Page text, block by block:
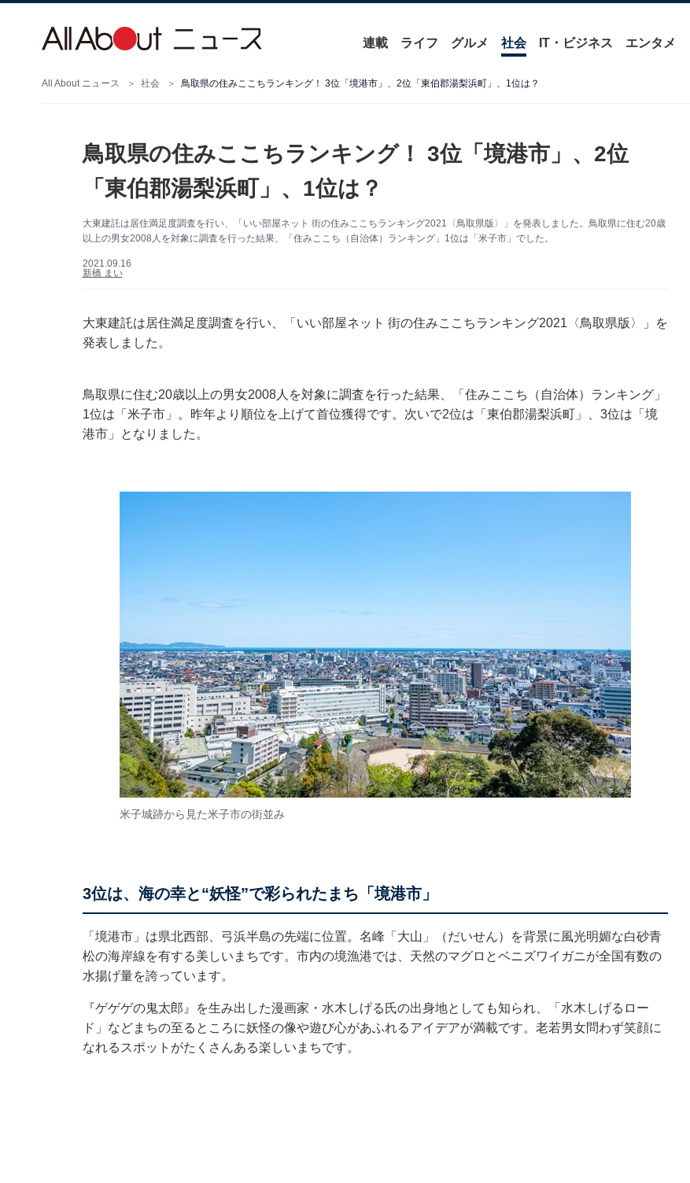
連載 ライフ グルメ 社会 IT・ビジネス エンタメ
All About ニュース 社会 鳥取県の住みここちランキング！ 3位「境港市」、2位「東伯郡湯梨浜町」、1位は？
鳥取県の住みここちランキング！ 3位「境港市」、2位
「東伯郡湯梨浜町」、1位は？
大東建託は居住満足度調査を行い、「いい部屋ネット 街の住みここちランキング2021〈鳥取県版〉」を発表しました。鳥取県に住む20歳
以上の男女2008人を対象に調査を行った結果、「住みここち（自治体）ランキング」1位は「米子市」でした。
2021.09.16
新橋 まい
大東建託は居住満足度調査を行い、「いい部屋ネット 街の住みここちランキング2021〈鳥取県版〉」を
発表しました。
鳥取県に住む20歳以上の男女2008人を対象に調査を行った結果、「住みここち（自治体）ランキング」
1位は「米子市」。昨年より順位を上げて首位獲得です。次いで2位は「東伯郡湯梨浜町」、3位は「境
港市」となりました。
米子城跡から見た​米子市の街並み
3位は、海の幸と“妖怪”で彩られたまち「境港市」
「境港市」は県北西部、弓浜半島の先端に位置。名峰「大山」（だいせん）を背景に風光明媚な白砂青
松の海岸線を有する美しいまちです。市内の境漁港では、天然のマグロとベニズワイガニが全国有数の
水揚げ量を誇っています。
『ゲゲゲの鬼太郎』を生み出した漫画家・水木しげる氏の出身地としても知られ、「水木しげるロー
ド」などまちの至るところに妖怪の像や遊び心があふれるアイデアが満載です。老若男女問わず笑顔に
なれるスポットがたくさんある楽しいまちです。